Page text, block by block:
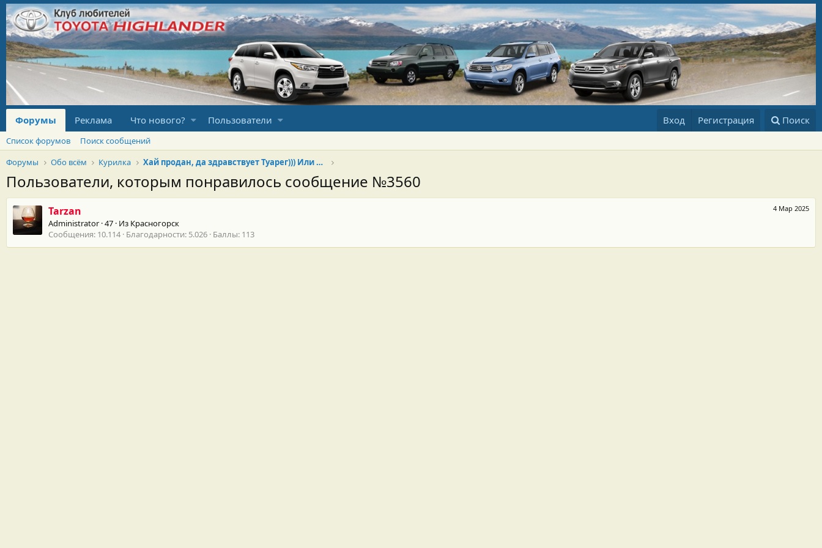
Форумы Реклама Что нового? Пользователи Вход Регистрация Поиск
Список форумов
Поиск сообщений
Форумы
Обо всём Курилка Хай продан, да здравствует Туарег))) Или Китай наше всё)))
Пользователи, которым понравилось сообщение №3560
4 Мар 2025
Tarzan
Administrator ·47 · Из Красногорск
Сообщения 10.114 Благодарности 5.026 Баллы 113